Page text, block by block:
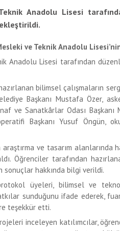
Anadolu Lisesi
ve Teknik Anadolu
Anadolu Lisesi tarafından
bilimsel çalışmaların
Başkanı Mustafa Özer,
ve Sanatkârlar Odası
Başkanı Yusuf Öngün,
araştırma ve tasarım
Öğrenciler tarafından
hakkında bilgi verildi.
üyeleri, bilimsel ve
sunduğunu ifade ederek,
teşekkür etti.
inceleyen katılımcılar,